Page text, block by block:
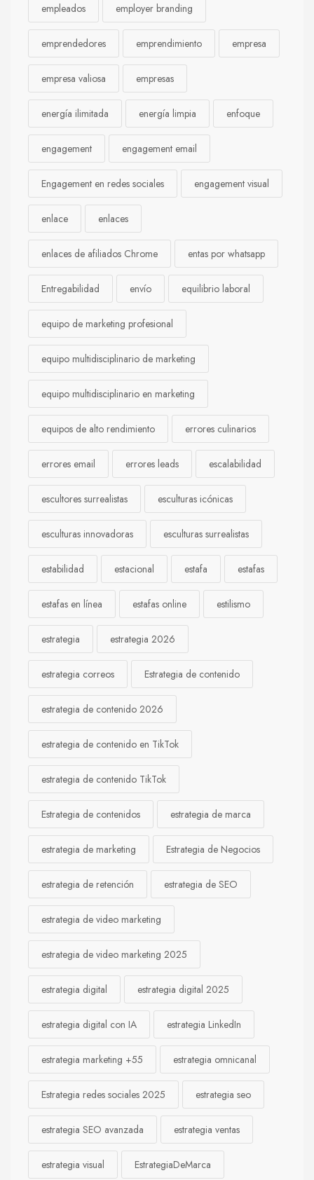
empleados employer branding
emprendedores emprendimiento empresa
empresa valiosa empresas
energía ilimitada energía limpia enfoque
engagement engagement email
Engagement en redes sociales engagement visual
enlace enlaces
enlaces de afiliados Chrome entas por whatsapp
Entregabilidad envío equilibrio laboral
equipo de marketing profesional
equipo multidisciplinario de marketing
equipo multidisciplinario en marketing
equipos de alto rendimiento errores culinarios
errores email errores leads escalabilidad
escultores surrealistas esculturas icónicas
esculturas innovadoras esculturas surrealistas
estabilidad estacional estafa estafas
estafas en línea estafas online estilismo
estrategia estrategia 2026
estrategia correos Estrategia de contenido
estrategia de contenido 2026
estrategia de contenido en TikTok
estrategia de contenido TikTok
Estrategia de contenidos estrategia de marca
estrategia de marketing Estrategia de Negocios
estrategia de retención estrategia de SEO
estrategia de video marketing
estrategia de video marketing 2025
estrategia digital estrategia digital 2025
estrategia digital con IA estrategia LinkedIn
estrategia marketing +55 estrategia omnicanal
Estrategia redes sociales 2025 estrategia seo
estrategia SEO avanzada estrategia ventas
estrategia visual EstrategiaDeMarca